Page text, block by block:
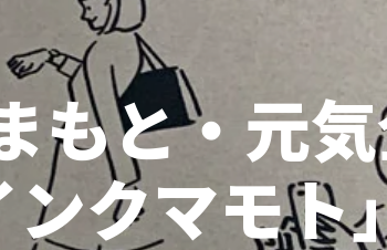
もと・元
ンクマモト